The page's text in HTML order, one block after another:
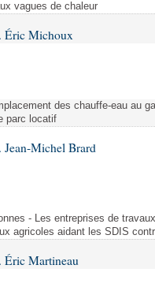
vagues de chaleur
Éric Michoux
des chauffe-eau au
parc locatif
Jean-Michel Brard
- Les entreprises de
agricoles aidant les SDIS
Éric Martineau